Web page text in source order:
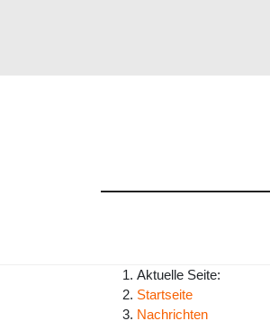
Aktuelle Seite:
Startseite
Nachrichten